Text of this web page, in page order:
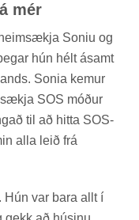
mér
Soniu og
hún hélt ásamt
Sonia kem­ur
SOS móð­ur
til að hitta SOS-
alla leið frá
Hún var bara allt í